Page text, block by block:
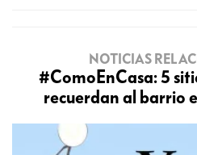
NOTICIAS
#ComoEnCasa: 5
recuerdan al barrio